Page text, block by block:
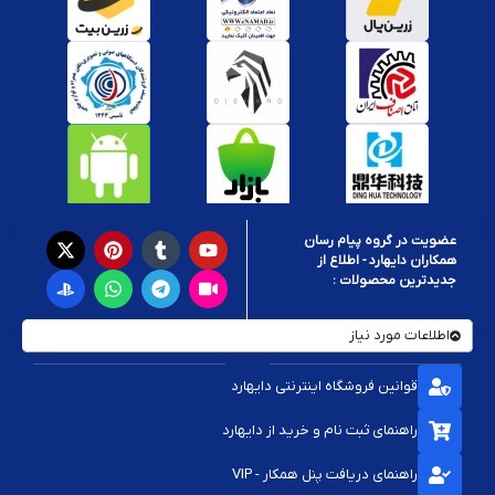
برای کسانی که فضای کمی دارند یا به زیبایی اتاق بازی اهمیت می‌دهند،
استندها بهترین گزینه هستند.
انواع استند و پایه شارژ کنسول
امروزه استندهای متنوعی برای انواع کنسول‌ها در بازار وجود دارد:
استند افقی و عمودی: بسته به فضای روم گیمینگ و مدل کنسول
پایه شارژ چندکاره:
امکان شارژ چند دسته به صورت همزمان و نگهداری
هدست یا دیسک
استند با فن خنک‌کننده: افزایش تهویه و کاهش دمای کنسول
استند سفارشی‌سازی شده:
Series و Nintendo Switch
راهنمای خرید استند و پایه شارژ کنسول
برای خرید یک استند یا پایه شارژ مناسب باید به این نکات توجه کنید:
سازگاری کامل با مدل کنسول و دسته
عضویت در گروه پیام رسان
همکاران دایهارد - اطلاع از
جدیدترین محصولات :
اطلاعات مورد نیاز
قوانین فروشگاه اینترنتی دایهارد
راهنمای ثبت نام و خرید از دایهارد
راهنمای دریافت پنل همکار - VIP